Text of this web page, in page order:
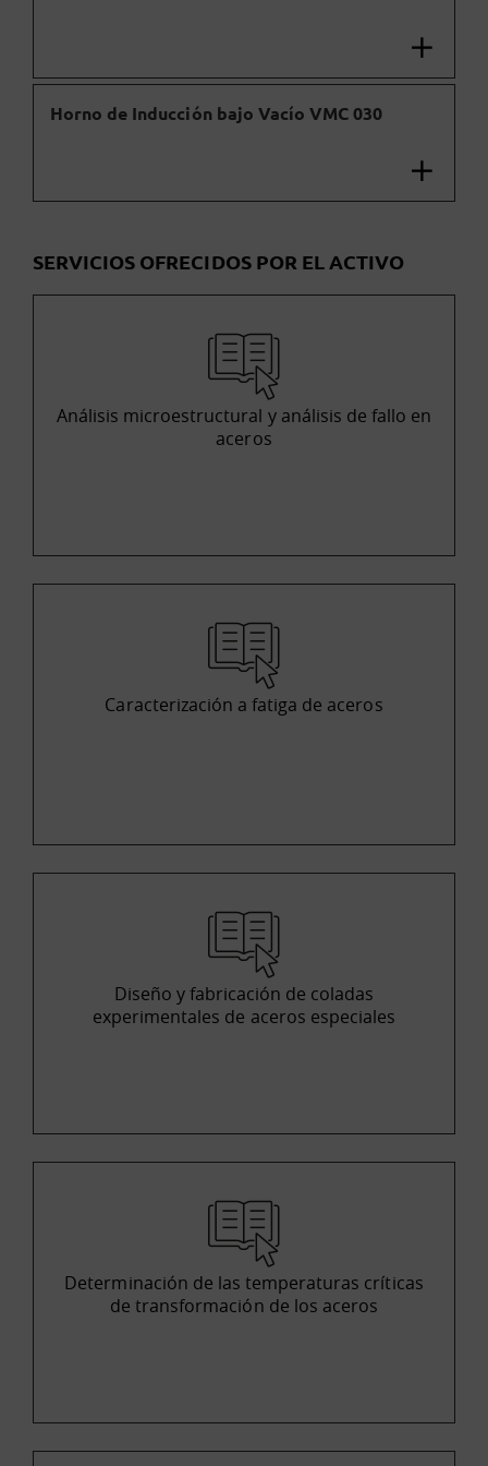
Horno de Inducción bajo Vacío VMC 030
SERVICIOS OFRECIDOS POR EL ACTIVO
Análisis microestructural y análisis de fallo en
aceros
Caracterización a fatiga de aceros
Diseño y fabricación de coladas
experimentales de aceros especiales
Determinación de las temperaturas críticas
de transformación de los aceros